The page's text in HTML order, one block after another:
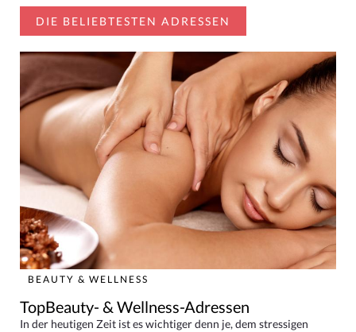
DIE BELIEBTESTEN ADRESSEN
BEAUTY & WELLNESS
TopBeauty- & Wellness-Adressen
In der heutigen Zeit ist es wichtiger denn je, dem stressigen